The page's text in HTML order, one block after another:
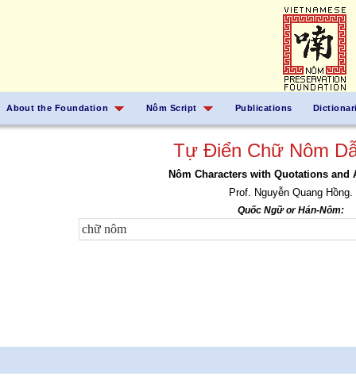
About the Foundation Nôm Script Publications
Tự Điển Chữ Nôm
Nôm Characters with Quotations and
Prof. Nguyễn Quang Hồng.
Quốc Ngữ or Hán-Nôm: